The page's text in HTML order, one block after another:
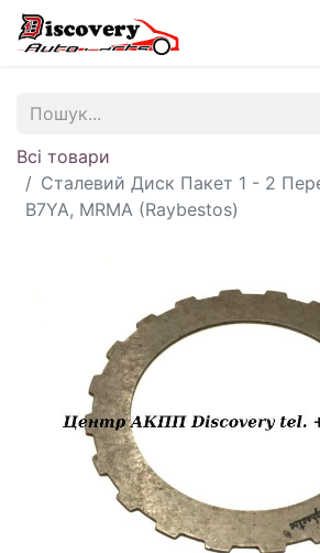
Всі товари
Сталевий Диск Пакет 1 - 2
B7YA, MRMA (Raybestos)